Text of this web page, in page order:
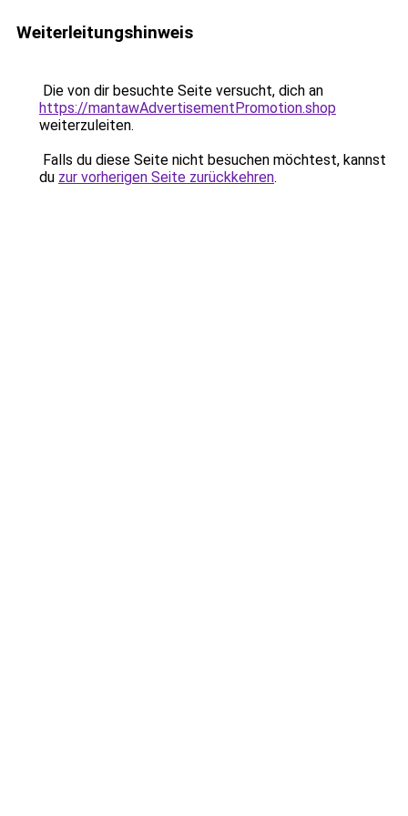
Weiterleitungshinweis
Die von dir besuchte Seite versucht, dich an
https://mantawAdvertisementPromotion.shop
weiterzuleiten.
Falls du diese Seite nicht besuchen möchtest, kannst
du zur vorherigen Seite zurückkehren.